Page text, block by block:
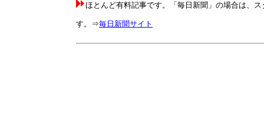
ほとんど有料記事です。「毎日新聞」の場合は、
す。⇒毎日新聞サイト